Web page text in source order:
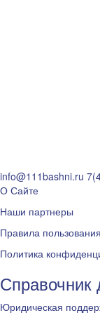
info@111bashni.ru
О Сайте
Наши партнеры
Правила
Политика
Юридическая